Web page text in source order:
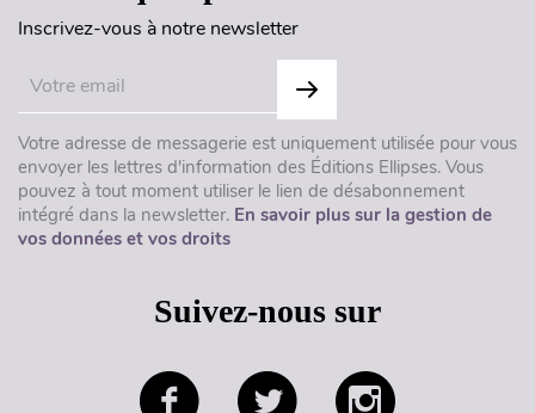
Inscrivez-vous à notre newsletter
Votre adresse de messagerie est uniquement utilisée pour vous
envoyer les lettres d'information des Éditions Ellipses. Vous
pouvez à tout moment utiliser le lien de désabonnement
intégré dans la newsletter. En savoir plus sur la gestion de
vos données et vos droits
Suivez-nous sur